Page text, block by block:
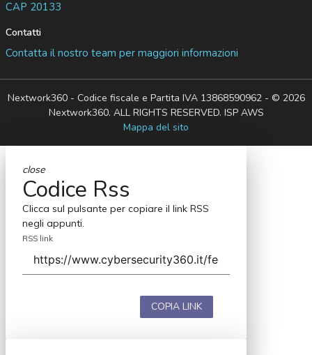
CAP 20133
Contatti
Contatta il nostro team per maggiori informazioni
Nextwork360 - Codice fiscale e Partita IVA 13868590962 - © 2026
Nextwork360. ALL RIGHTS RESERVED. ISP AWS
Mappa del sito
close
Codice Rss
Clicca sul pulsante per copiare il link RSS
negli appunti.
RSS link
COPIA LINK